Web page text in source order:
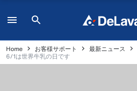
Home お客様サポート 最新ニュース
6/1は世界牛乳の日です